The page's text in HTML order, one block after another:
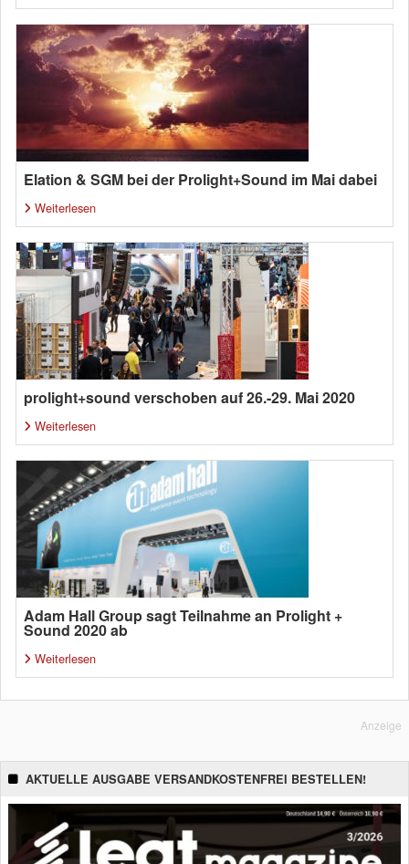
Elation & SGM bei der Prolight+Sound im Mai dabei
Weiterlesen
prolight+sound verschoben auf 26.-29. Mai 2020
Weiterlesen
Adam Hall Group sagt Teilnahme an Prolight +
Sound 2020 ab
Weiterlesen
Anzeige
AKTUELLE AUSGABE VERSANDKOSTENFREI BESTELLEN!